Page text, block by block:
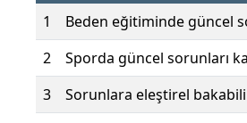
1
Beden eğitiminde güncel
2
Sporda güncel sorunları
3
Sorunlara eleştirel